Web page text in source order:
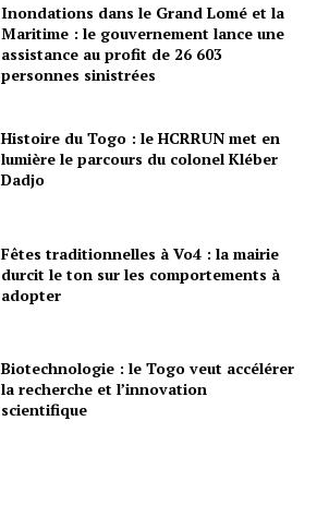
Inondations dans le Grand Lomé et la
Maritime : le gouvernement lance une
assistance au profit de 26 603
personnes sinistrées
Histoire du Togo : le HCRRUN met en
lumière le parcours du colonel Kléber
Dadjo
Fêtes traditionnelles à Vo4 : la mairie
durcit le ton sur les comportements à
adopter
Biotechnologie : le Togo veut accélérer
la recherche et l’innovation
scientifique